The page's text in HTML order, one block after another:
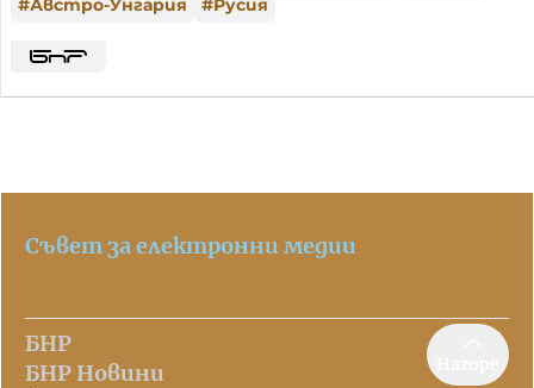
#Австро-Унгария #Русия
Съвет за електронни медии
БНР
БНР Новини